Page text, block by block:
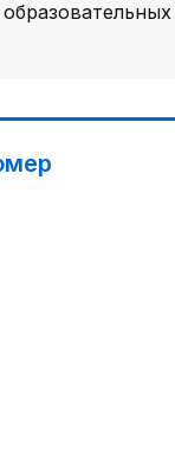
новые станции